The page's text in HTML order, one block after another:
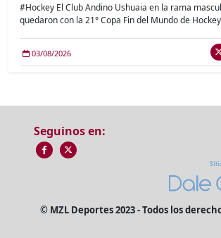
#Hockey El Club Andino Ushuaia en la rama
quedaron con la 21° Copa Fin del Mundo de
03/08/2026
Seguinos en:
© MZL Deportes 2023 - Todos los